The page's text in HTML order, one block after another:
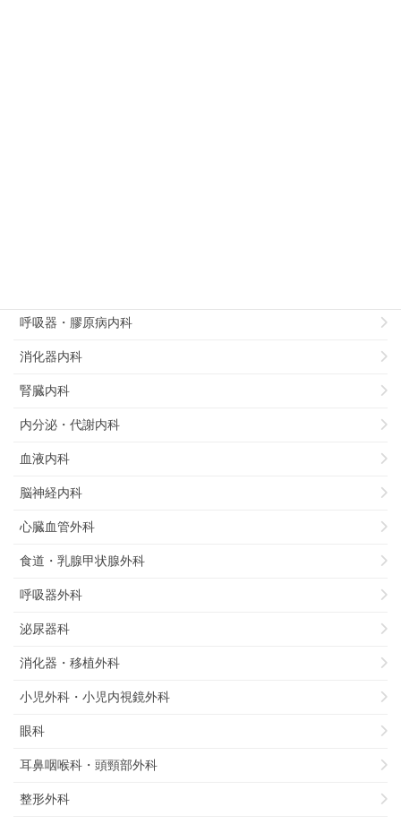
呼吸器・膠原病内科
消化器内科
腎臓内科
内分泌・代謝内科
血液内科
脳神経内科
心臓血管外科
食道・乳腺甲状腺外科
呼吸器外科
泌尿器科
消化器・移植外科
小児外科・小児内視鏡外科
眼科
耳鼻咽喉科・頭頸部外科
整形外科